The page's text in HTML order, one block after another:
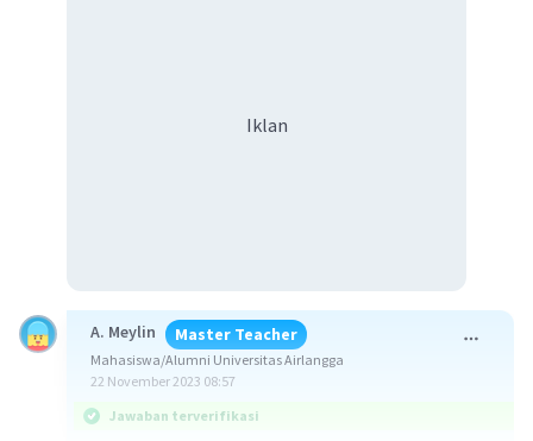
Iklan
A. Meylin Master Teacher
Mahasiswa/Alumni Universitas Airlangga
22 November 2023 08:57
Jawaban terverifikasi